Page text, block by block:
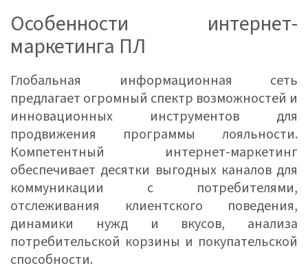
Особенности интернет-
маркетинга ПЛ
Глобальная информационная сеть
предлагает огромный спектр возможностей и
инновационных инструментов для
продвижения программы лояльности.
Компетентный интернет-маркетинг
обеспечивает десятки выгодных каналов для
коммуникации с потребителями,
отслеживания клиентского поведения,
динамики нужд и вкусов, анализа
потребительской корзины и покупательской
способности.